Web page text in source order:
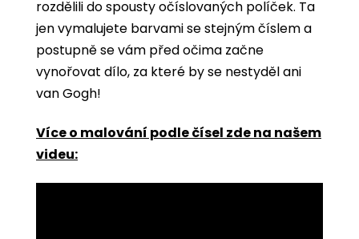
rozdělili do spousty očíslovaných políček. Ta
jen vymalujete barvami se stejným číslem a
postupně se vám před očima začne
vynořovat dílo, za které by se nestyděl ani
van Gogh!
Více o malování podle čísel zde na našem
videu: